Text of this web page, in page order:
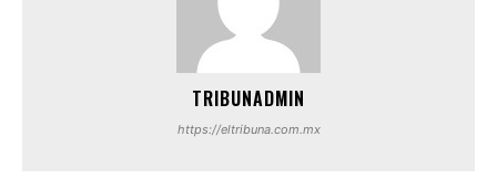
TRIBUNADMIN
https://eltribuna.com.mx